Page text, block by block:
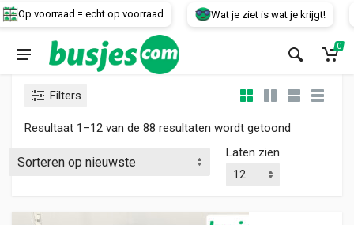
voorraad = echt op voorraad Wat je ziet is wat je krijgt!
Voertuig
0
Filters
Resultaat 1–12 van de 88 resultaten wordt getoond
Laten zien